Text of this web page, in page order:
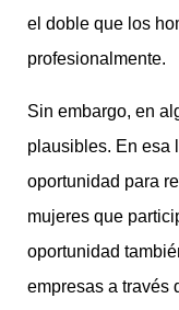
el doble que los
profesionalmente.
Sin embargo, en
plausibles. En esa
oportunidad para
mujeres que
oportunidad
empresas a través